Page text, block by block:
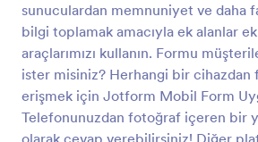
sunuculardan memnuniyet ve daha
bilgi toplamak amacıyla ek alanlar
araçlarımızı kullanın. Formu
ister misiniz? Herhangi bir cihazdan
erişmek için Jotform Mobil Form
Telefonunuzdan fotoğraf içeren bir
olarak cevap verebilirsiniz! Diğer